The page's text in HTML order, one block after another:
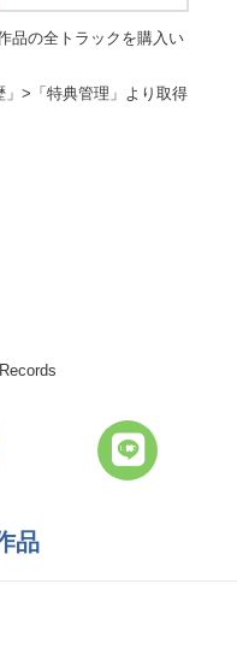
品の全トラックを購入い
>「特典管理」より取得
品